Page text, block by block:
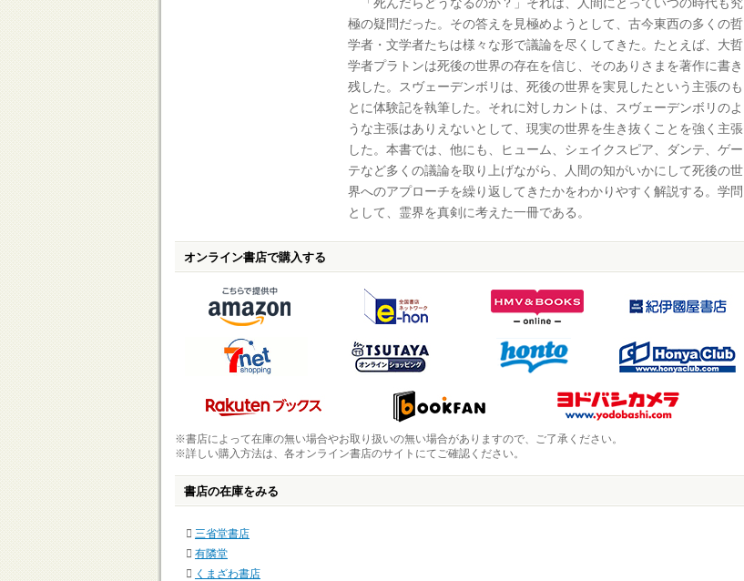
極の疑問だった。その答えを見極めようとして、古今東西の多くの哲
学者・文学者たちは様々な形で議論を尽くしてきた。たとえば、大哲
学者プラトンは死後の世界の存在を信じ、そのありさまを著作に書き
残した。スヴェーデンボリは、死後の世界を実見したという主張のも
とに体験記を執筆した。それに対しカントは、スヴェーデンボリのよ
うな主張はありえないとして、現実の世界を生き抜くことを強く主張
した。本書では、他にも、ヒューム、シェイクスピア、ダンテ、ゲー
テなど多くの議論を取り上げながら、人間の知がいかにして死後の世
界へのアプローチを繰り返してきたかをわかりやすく解説する。学問
として、霊界を真剣に考えた一冊である。
オンライン書店で購入する
※書店によって在庫の無い場合やお取り扱いの無い場合がありますので、ご了承ください。
※詳しい購入方法は、各オンライン書店のサイトにてご確認ください。
書店の在庫をみる
三省堂書店
有隣堂
くまざわ書店